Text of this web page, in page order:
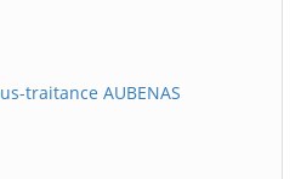
traitance AUBENAS